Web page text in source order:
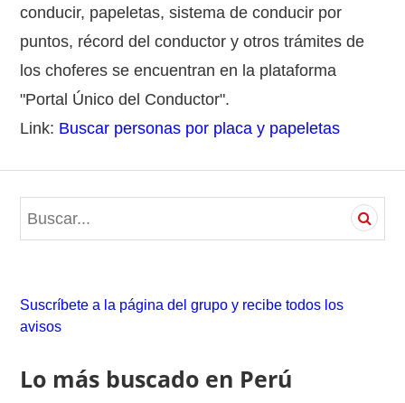
conducir, papeletas, sistema de conducir por
puntos, récord del conductor y otros trámites de
los choferes se encuentran en la plataforma
"Portal Único del Conductor".
Link: Buscar personas por placa y papeletas
e
Suscríbete a la página del grupo y recibe todos los
avisos
Lo más buscado en Perú